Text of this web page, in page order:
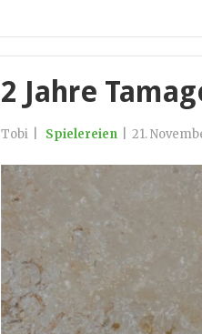
2 Jahre
Tobi Spielereien 21.